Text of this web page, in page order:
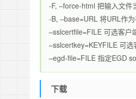
-F, –force-html 把输入文件
-B, –base=URL 将URL作
–sslcertfile=FILE 可选客户
–sslcertkey=KEYFILE 可
–egd-file=FILE 指定EGD
下载